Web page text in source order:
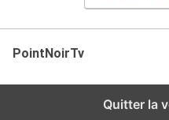
PointNoirTv
Quitter la